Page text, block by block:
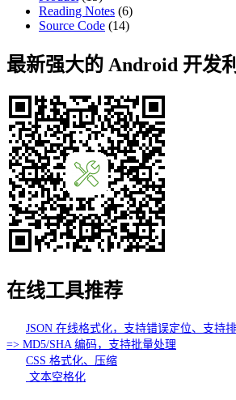
Reading Notes (6)
Source Code (14)
最新强大的 Android 开发
在线工具推荐
JSON 在线格式化，支持错误定位、支持
=> MD5/SHA 编码，支持批量处理
CSS 格式化、压缩
文本空格化